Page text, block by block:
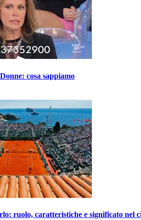
cosa sappiamo
ruolo, caratteristiche e significato nel